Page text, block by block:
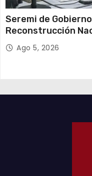
Seremi de
Reconstrucción
y el empleo en
Ago 5, 2026